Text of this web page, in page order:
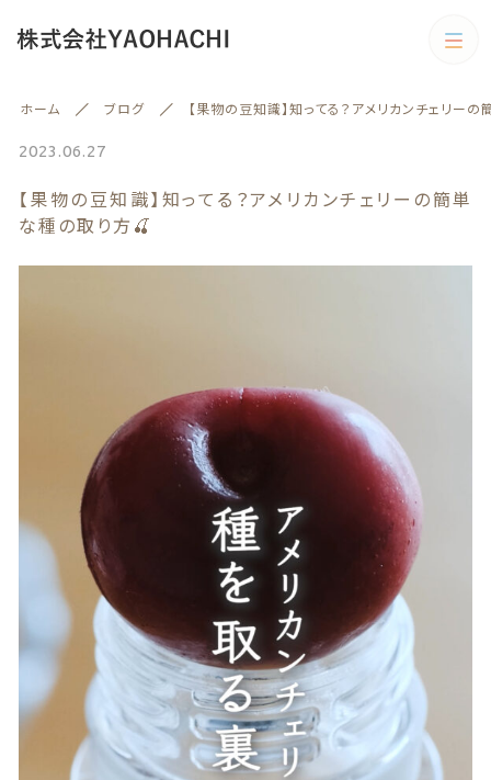
ホーム ブログ 【果物の豆知識】知ってる？アメリカンチェリー
2023.06.27
【果物の豆知識】知ってる？アメリカンチェリーの簡単
な種の取り方🍒
カテゴリー
野菜 旬の商品
訳あり商品
カテゴリー一覧
野菜
果物
訳あり商品
贈答用商品
絞り込み検索
子カテゴリー
価格帯
～
その他
在庫あり セール
並び順